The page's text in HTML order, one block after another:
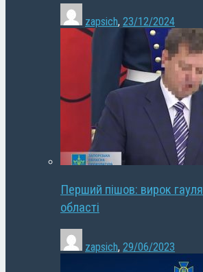
zapsich, 23/12/2024
Перший пішов: вирок
області
zapsich, 29/06/2023